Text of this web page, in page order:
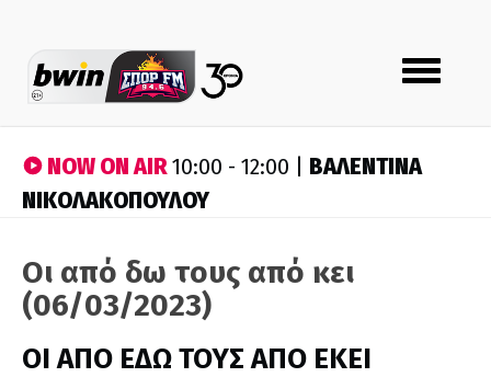
Toggle
navigation
NOW ON AIR10:00 - 12:00 | ΒΑΛΕΝΤΙΝΑ
ΝΙΚΟΛΑΚΟΠΟΥΛΟΥ
Οι από δω τους από κει
(06/03/2023)
ΟΙ ΑΠΟ ΕΔΩ ΤΟΥΣ ΑΠΟ ΕΚΕΙ